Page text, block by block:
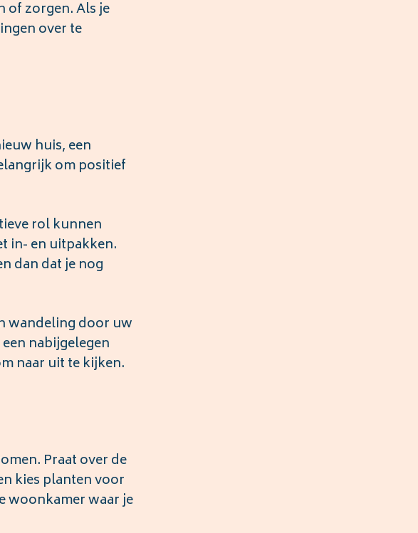
of zorgen. Als je
over te
huis, een
om positief
rol kunnen
in- en uitpakken.
dan dat je nog
wandeling door uw
nabijgelegen
naar uit te kijken.
Praat over de
kies planten voor
woonkamer waar je